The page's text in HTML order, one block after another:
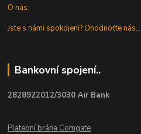
O nás:
Jste s námi spokojeni? Ohodnoťte nás...
Bankovní spojení..
2828922012/3030 Air Bank
Platební brána Comgate